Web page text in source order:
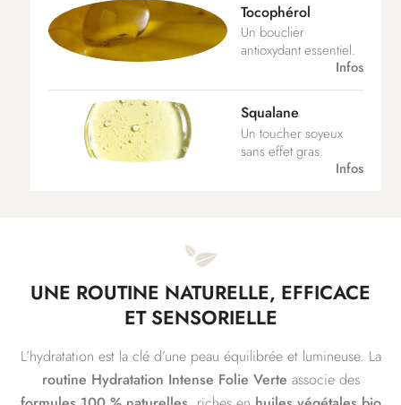
Tocophérol
Un bouclier
antioxydant essentiel.
Infos
Squalane
Un toucher soyeux
sans effet gras.
Infos
UNE ROUTINE NATURELLE, EFFICACE
ET SENSORIELLE
L’hydratation est la clé d’une peau équilibrée et lumineuse. La
routine Hydratation Intense Folie Verte associe des